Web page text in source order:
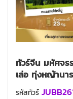
ทัวร์จีน มหัศจร
เล่อ ทุ่งหญ้าน
รหัสทัวร์